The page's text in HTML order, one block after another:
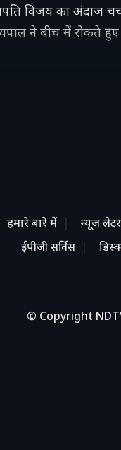
विजय का अंदाज
ने बीच में रोकते
हमारे बारे में न्यूज लेटर
ईपीजी सर्विस
© Copyright